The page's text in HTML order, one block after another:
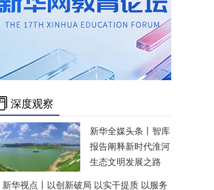
深度观察
新华全媒头条丨 智库
报告阐释新时代淮河
生态文明发展之路
新华视点丨
以创新破局 以实干提质 以服务